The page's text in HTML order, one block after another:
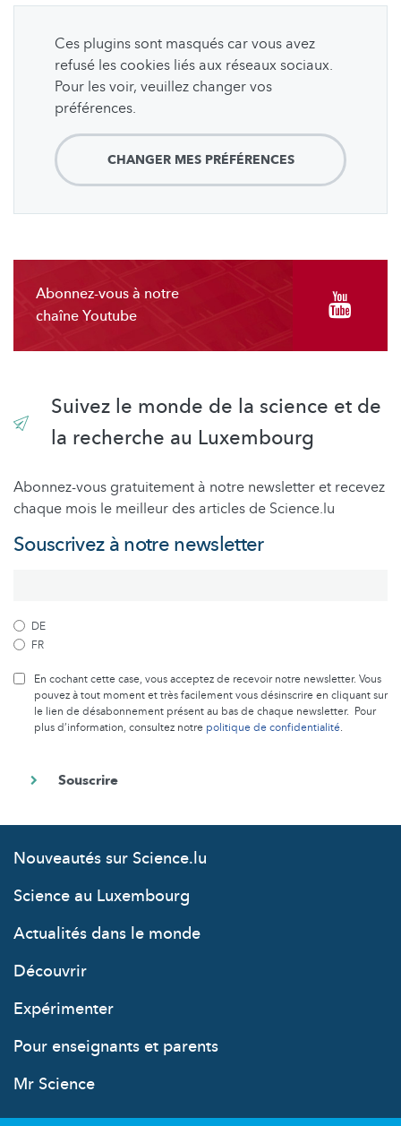
Ces plugins sont masqués car vous avez
refusé les cookies liés aux réseaux sociaux.
Pour les voir, veuillez changer vos
préférences.
CHANGER MES PRÉFÉRENCES
Abonnez-vous à notre
chaîne Youtube
Suivez le monde de la science et de
la recherche au Luxembourg
Abonnez-vous gratuitement à notre newsletter et recevez
chaque mois le meilleur des articles de Science.lu
Souscrivez à notre newsletter
DE
FR
En cochant cette case, vous acceptez de recevoir notre newsletter. Vous
pouvez à tout moment et très facilement vous désinscrire en cliquant sur
le lien de désabonnement présent au bas de chaque newsletter. Pour
plus d’information, consultez notre politique de confidentialité.
Nouveautés sur Science.lu
Science au Luxembourg
Actualités dans le monde
Découvrir
Expérimenter
Pour enseignants et parents
Mr Science